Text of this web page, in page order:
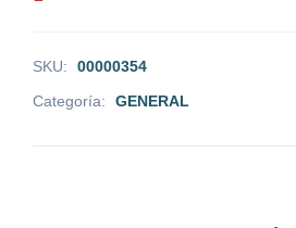
SKU:
00000354
Categoría:
GENERAL